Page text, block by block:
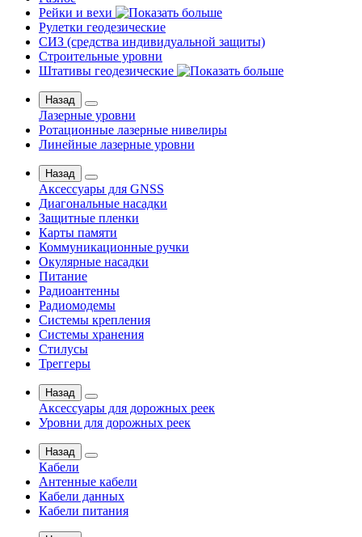
Рейки и вехи
Рулетки геодезические
СИЗ (средства индивидуальной защиты)
Строительные уровни
Штативы геодезические
Назад
Лазерные уровни
Ротационные лазерные нивелиры
Линейные лазерные уровни
Назад
Аксессуары для GNSS
Диагональные насадки
Защитные пленки
Карты памяти
Коммуникационные ручки
Окулярные насадки
Питание
Радиоантенны
Радиомодемы
Системы крепления
Системы хранения
Стилусы
Треггеры
Назад
Аксессуары для дорожных реек
Уровни для дорожных реек
Назад
Кабели
Антенные кабели
Кабели данных
Кабели питания